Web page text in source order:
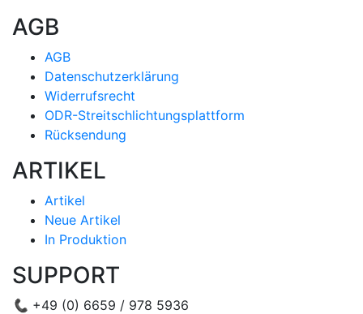
AGB
AGB
Datenschutzerklärung
Widerrufsrecht
ODR-Streitschlichtungsplattform
Rücksendung
ARTIKEL
Artikel
Neue Artikel
In Produktion
SUPPORT
📞 +49 (0) 6659 / 978 5936